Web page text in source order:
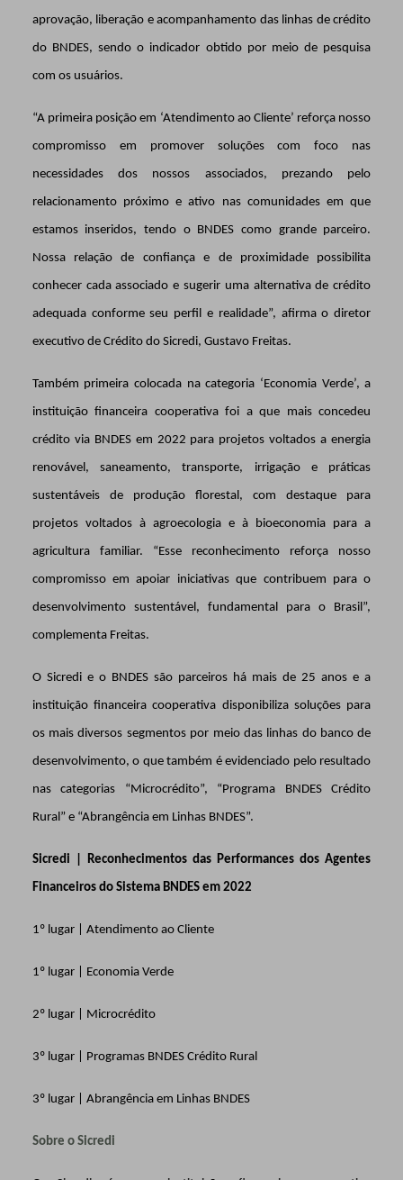
aprovação, liberação e acompanhamento das linhas de crédito
do BNDES, sendo o indicador obtido por meio de pesquisa
com os usuários.
“A primeira posição em ‘Atendimento ao Cliente’ reforça nosso
compromisso em promover soluções com foco nas
necessidades dos nossos associados, prezando pelo
relacionamento próximo e ativo nas comunidades em que
estamos inseridos, tendo o BNDES como grande parceiro.
Nossa relação de confiança e de proximidade possibilita
conhecer cada associado e sugerir uma alternativa de crédito
adequada conforme seu perfil e realidade”, afirma o diretor
executivo de Crédito do Sicredi, Gustavo Freitas.
Também primeira colocada na categoria ‘Economia Verde’, a
instituição financeira cooperativa foi a que mais concedeu
crédito via BNDES em 2022 para projetos voltados a energia
renovável, saneamento, transporte, irrigação e práticas
sustentáveis de produção florestal, com destaque para
projetos voltados à agroecologia e à bioeconomia para a
agricultura familiar. “Esse reconhecimento reforça nosso
compromisso em apoiar iniciativas que contribuem para o
desenvolvimento sustentável, fundamental para o Brasil”,
complementa Freitas.
O Sicredi e o BNDES são parceiros há mais de 25 anos e a
instituição financeira cooperativa disponibiliza soluções para
os mais diversos segmentos por meio das linhas do banco de
desenvolvimento, o que também é evidenciado pelo resultado
nas categorias “Microcrédito”, “Programa BNDES Crédito
Rural” e “Abrangência em Linhas BNDES”.
Sicredi | Reconhecimentos das Performances dos Agentes
Financeiros do Sistema BNDES em 2022
1º lugar | Atendimento ao Cliente
1º lugar | Economia Verde
2º lugar | Microcrédito
3º lugar | Programas BNDESCrédito Rural
3º lugar | Abrangência em Linhas BNDES
Sobre o Sicredi